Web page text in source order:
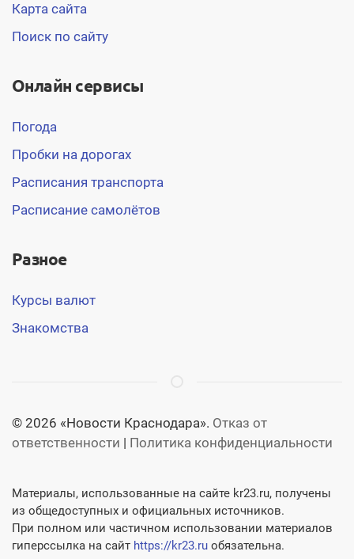
Карта сайта
Поиск по сайту
Онлайн сервисы
Погода
Пробки на дорогах
Расписания транспорта
Расписание самолётов
Разное
Курсы валют
Знакомства
© 2026 «Новости Краснодара». Отказ от
ответственности | Политика конфиденциальности
Материалы, использованные на сайте kr23.ru, получены
из общедоступных и официальных источников.
При полном или частичном использовании материалов
гиперссылка на сайт https://kr23.ru обязательна.